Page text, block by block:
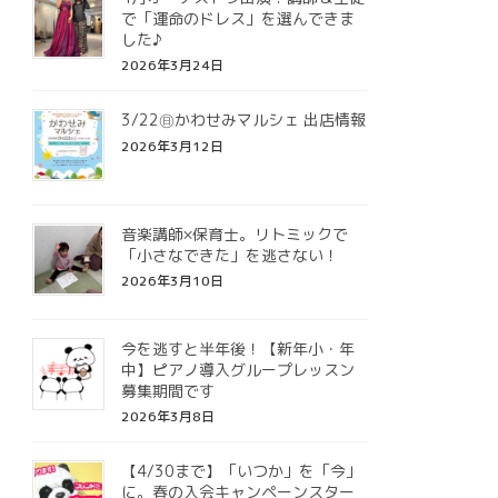
で「運命のドレス」を選んできま
した♪
2026年3月24日
3/22㊐かわせみマルシェ 出店情報
2026年3月12日
音楽講師×保育士。リトミックで
「小さなできた」を逃さない！
2026年3月10日
今を逃すと半年後！【新年小・年
中】ピアノ導入グループレッスン
募集期間です
2026年3月8日
【4/30まで】「いつか」を「今」
に。春の入会キャンペーンスター